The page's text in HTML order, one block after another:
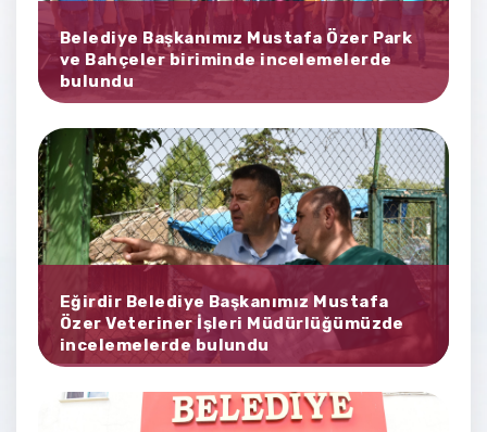
Belediye Başkanımız Mustafa Özer Park
ve Bahçeler biriminde incelemelerde
bulundu
Eğirdir Belediye Başkanımız Mustafa
Özer Veteriner İşleri Müdürlüğümüzde
incelemelerde bulundu